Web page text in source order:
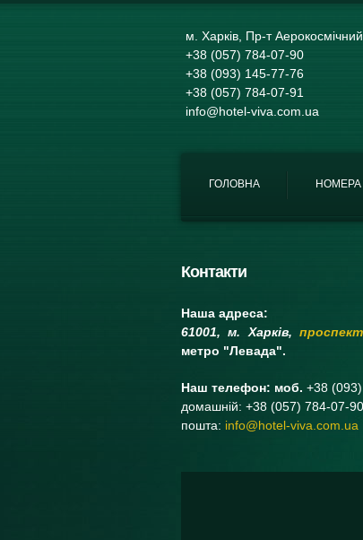
м. Харків, Пр-т
+38 (057) 784-07-90
+38 (093) 145-77-76
+38 (057) 784-07-91
info@hotel-viva.com.ua
ГОЛОВНА НОМЕРА
Контакти
Наша адреса:
61001, м. Харкiв,
метро "Левада".
Наш телефон: моб. +38
домашній: +38 (057) 784-07-
пошта: info@hotel-viva.com.ua